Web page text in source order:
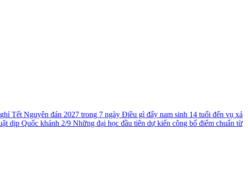
Tết Nguyên đán 2027 trong 7 ngày Điều gì đẩy nam sinh 14 tuổi đến vụ xả
dịp Quốc khánh 2/9 Những đại học đầu tiên dự kiến công bố điểm chuẩn từ